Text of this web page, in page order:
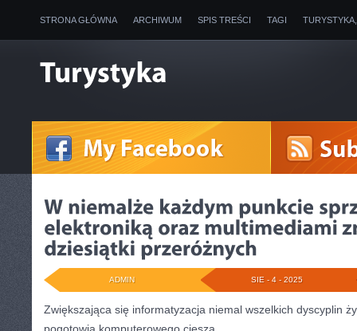
STRONA GŁÓWNA ARCHIWUM SPIS TREŚCI TAGI
SIE - 4 - 2025
ADMIN
Zwiększająca się informatyzacja niemal wszelkich dyscyplin